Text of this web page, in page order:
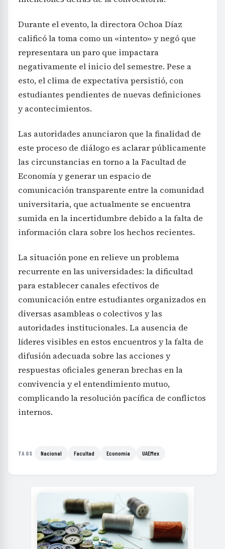
Durante el evento, la directora Ochoa Díaz
calificó la toma como un «intento» y negó que
representara un paro que impactara
negativamente el inicio del semestre. Pese a
esto, el clima de expectativa persistió, con
estudiantes pendientes de nuevas definiciones
y acontecimientos.
Las autoridades anunciaron que la finalidad de
este proceso de diálogo es aclarar públicamente
las circunstancias en torno a la Facultad de
Economía y generar un espacio de
comunicación transparente entre la comunidad
universitaria, que actualmente se encuentra
sumida en la incertidumbre debido a la falta de
información clara sobre los hechos recientes.
La situación pone en relieve un problema
recurrente en las universidades: la dificultad
para establecer canales efectivos de
comunicación entre estudiantes organizados en
diversas asambleas o colectivos y las
autoridades institucionales. La ausencia de
líderes visibles en estos encuentros y la falta de
difusión adecuada sobre las acciones y
respuestas oficiales generan brechas en la
convivencia y el entendimiento mutuo,
complicando la resolución pacífica de conflictos
internos.
TAGS Nacional Facultad Economía UAEMex